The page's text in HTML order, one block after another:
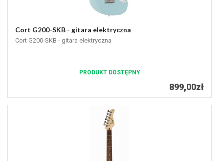
Cort G200-SKB - gitara elektryczna
Cort G200-SKB - gitara elektryczna
PRODUKT DOSTĘPNY
899,00zł